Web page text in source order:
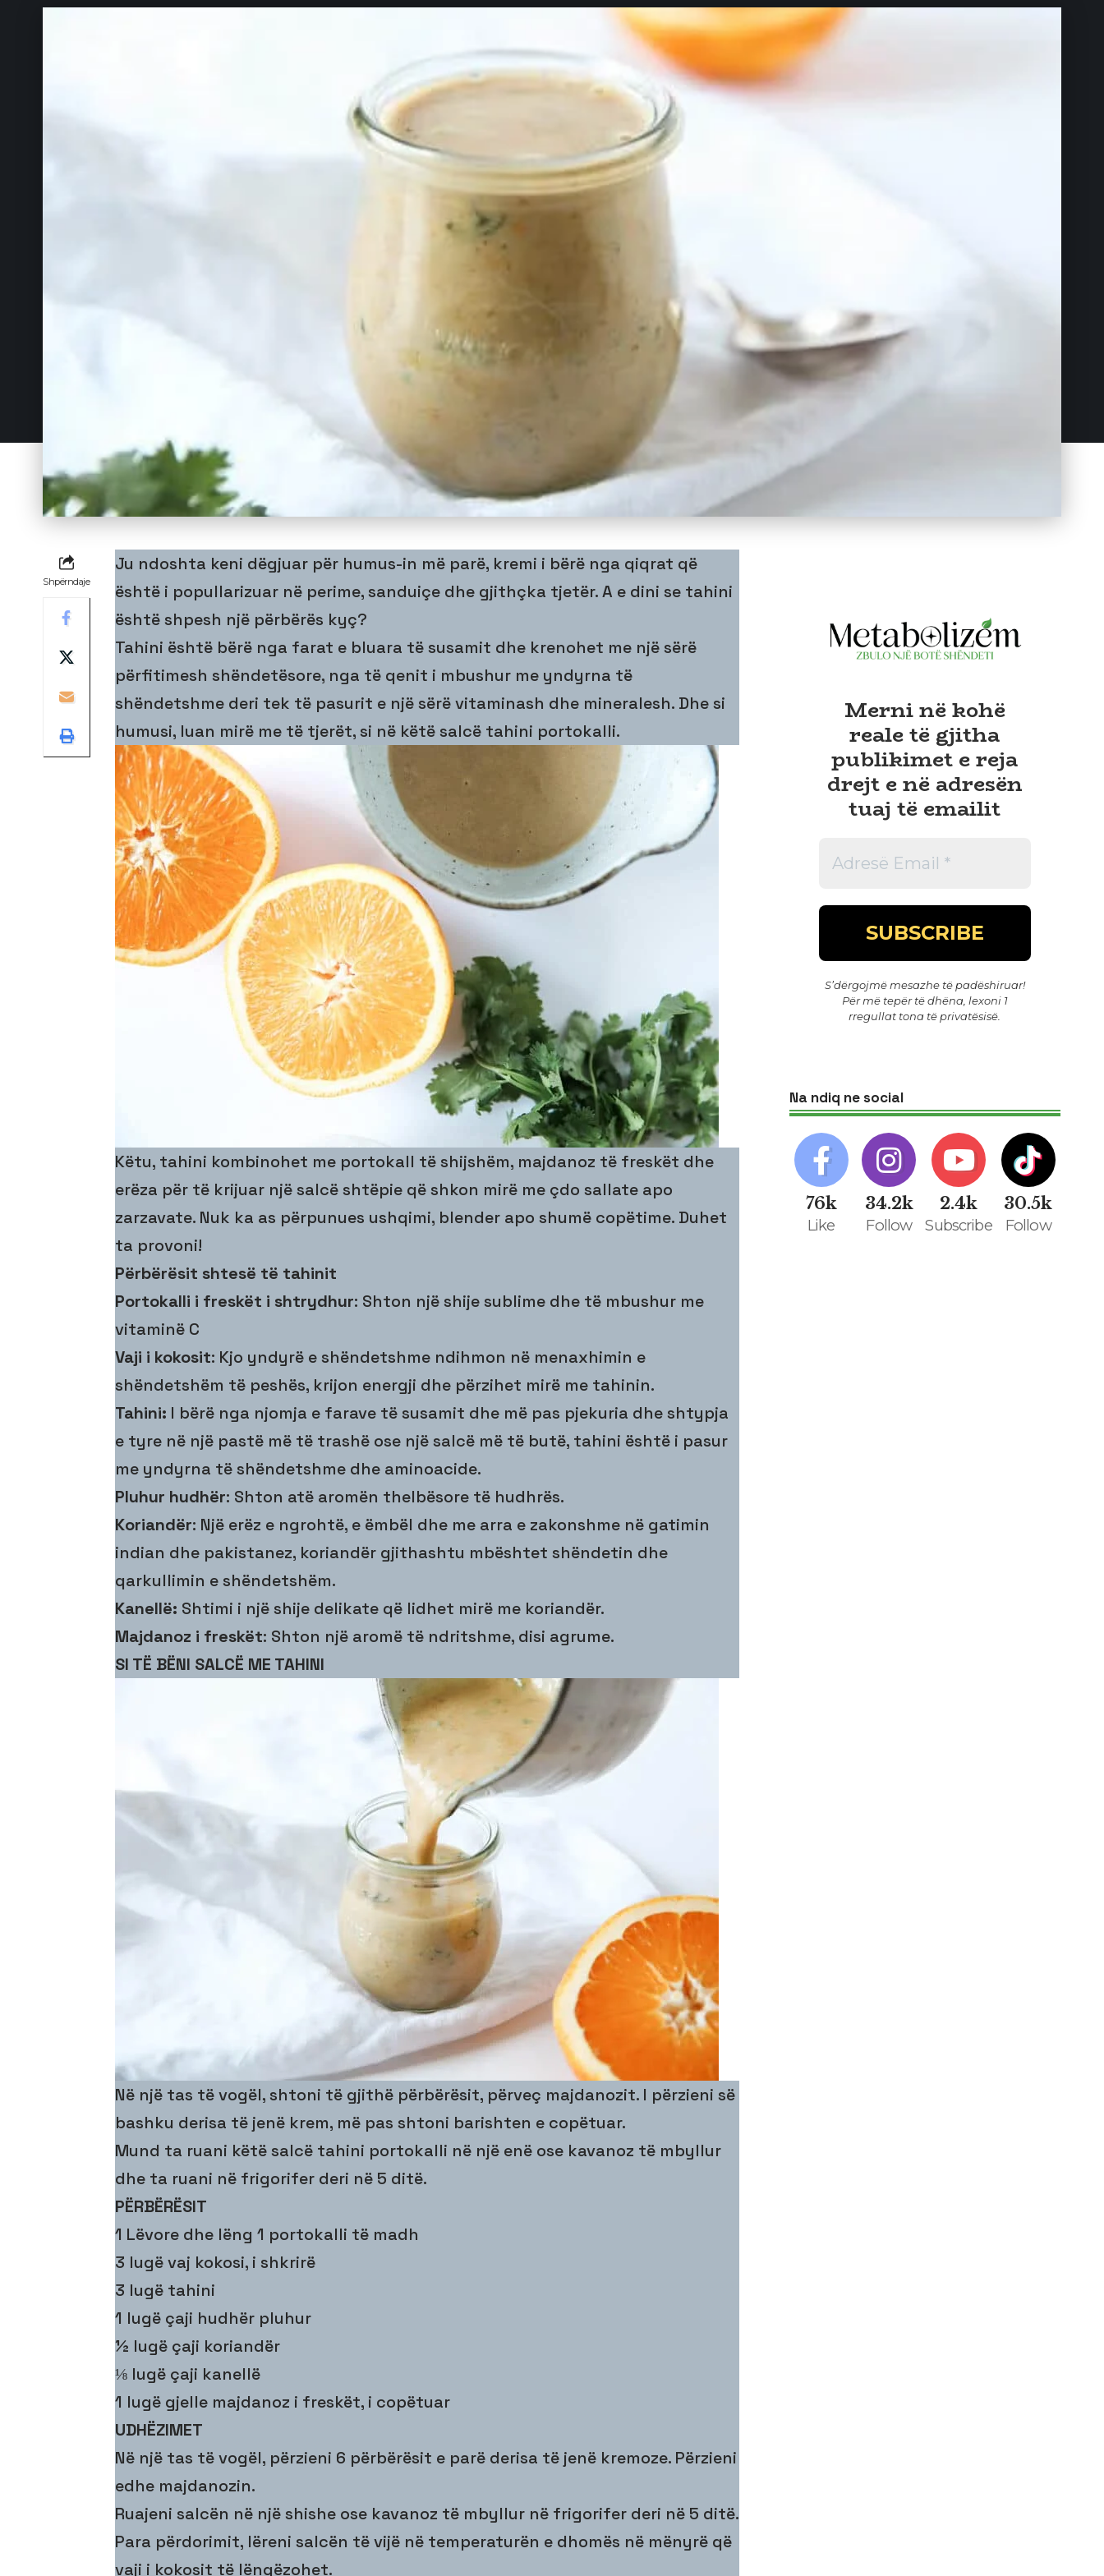
Shpërndaje
Ju ndoshta keni dëgjuar për humus-in më parë, kremi i bërë nga qiqrat që
është i popullarizuar në perime, sanduiçe dhe gjithçka tjetër. A e dini se tahini
është shpesh një përbërës kyç?
Tahini është bërë nga farat e bluara të susamit dhe krenohet me një sërë
përfitimesh shëndetësore, nga të qenit i mbushur me yndyrna të
shëndetshme deri tek të pasurit e një sërë vitaminash dhe mineralesh. Dhe si
humusi, luan mirë me të tjerët, si në këtë salcë tahini portokalli.
Këtu, tahini kombinohet me portokall të shijshëm, majdanoz të freskët dhe
erëza për të krijuar një salcë shtëpie që shkon mirë me çdo sallate apo
zarzavate. Nuk ka as përpunues ushqimi, blender apo shumë copëtime. Duhet
ta provoni!
Përbërësit shtesë të tahinit
Portokalli i freskët i shtrydhur: Shton një shije sublime dhe të mbushur me
vitaminë C
Vaji i kokosit: Kjo yndyrë e shëndetshme ndihmon në menaxhimin e
shëndetshëm të peshës, krijon energji dhe përzihet mirë me tahinin.
Tahini: I bërë nga njomja e farave të susamit dhe më pas pjekuria dhe shtypja
e tyre në një pastë më të trashë ose një salcë më të butë, tahini është i pasur
me yndyrna të shëndetshme dhe aminoacide.
Pluhur hudhër: Shton atë aromën thelbësore të hudhrës.
Koriandër: Një erëz e ngrohtë, e ëmbël dhe me arra e zakonshme në gatimin
indian dhe pakistanez, koriandër gjithashtu mbështet shëndetin dhe
qarkullimin e shëndetshëm.
Kanellë: Shtimi i një shije delikate që lidhet mirë me koriandër.
Majdanoz i freskët: Shton një aromë të ndritshme, disi agrume.
SI TË BËNI SALCË ME TAHINI
Në një tas të vogël, shtoni të gjithë përbërësit, përveç majdanozit. I përzieni së
bashku derisa të jenë krem, më pas shtoni barishten e copëtuar.
Mund ta ruani këtë salcë tahini portokalli në një enë ose kavanoz të mbyllur
dhe ta ruani në frigorifer deri në 5 ditë.
PËRBËRËSIT
1 Lëvore dhe lëng 1 portokalli të madh
3 lugë vaj kokosi, i shkrirë
3 lugë tahini
1 lugë çaji hudhër pluhur
½ lugë çaji koriandër
⅛ lugë çaji kanellë
1 lugë gjelle majdanoz i freskët, i copëtuar
UDHËZIMET
Në një tas të vogël, përzieni 6 përbërësit e parë derisa të jenë kremoze. Përzieni
edhe majdanozin.
Ruajeni salcën në një shishe ose kavanoz të mbyllur në frigorifer deri në 5 ditë.
Para përdorimit, lëreni salcën të vijë në temperaturën e dhomës në mënyrë që
vaji i kokosit të lëngëzohet.
Merni në kohë
reale të gjitha
publikimet e reja
drejt e në adresën
tuaj të emailit
S’dërgojmë mesazhe të padëshiruar!
Për më tepër të dhëna, lexoni 1
rregullat tona të privatësisë
Na ndiq ne social
76k
Like
34.2k
Follow
2.4k
Subscribe
30.5k
Follow